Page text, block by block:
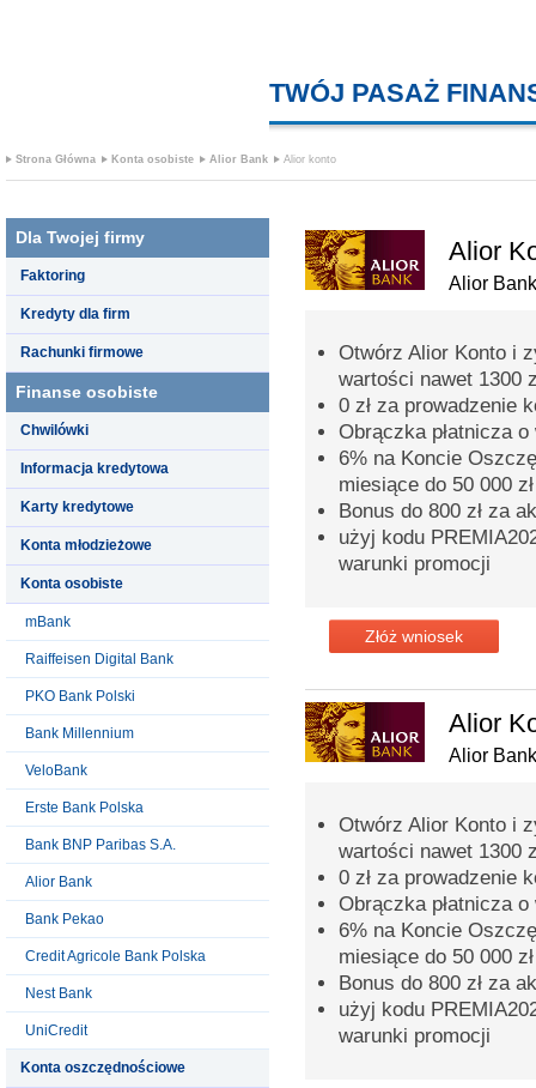
TWÓJ PASAŻ
Strona Główna Konta osobiste Alior Bank Alior konto
Dla Twojej firmy
Faktoring
Kredyty dla firm
Rachunki firmowe
Finanse osobiste
Chwilówki
Informacja kredytowa
Karty kredytowe
Konta młodzieżowe
Konta osobiste
mBank
Raiffeisen Digital Bank
PKO Bank Polski
Bank Millennium
VeloBank
Erste Bank Polska
Bank BNP Paribas S.A.
Alior Bank
Bank Pekao
Credit Agricole Bank Polska
Nest Bank
UniCredit
Konta oszczędnościowe
Alior
Alior Bank
Otwórz Alior Konto i
wartości nawet 1300
0 zł za prowadzenie
Obrączka płatnicza o
6% na Koncie
miesiące do 50 000 zł
Bonus do 800 zł za
użyj kodu
warunki promocji
Złóż wniosek
Alior
Alior Bank
Otwórz Alior Konto i
wartości nawet 1300
0 zł za prowadzenie
Obrączka płatnicza o
6% na Koncie
miesiące do 50 000 zł
Bonus do 800 zł za
użyj kodu
warunki promocji